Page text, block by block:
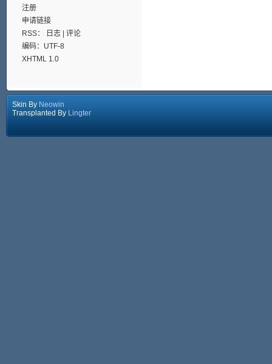
注册
申请链接
RSS：
日志| 评论
编码：UTF-8
XHTML 1.0
Skin By Neowin
Transplanted By Lingter